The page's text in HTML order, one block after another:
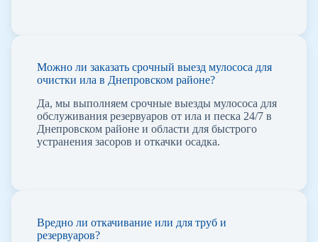
Можно ли заказать срочный выезд мулососа для
очистки ила в Днепровском районе?
Да, мы выполняем срочные выезды мулососа для
обслуживания резервуаров от ила и песка 24/7 в
Днепровском районе и области для быстрого
устранения засоров и откачки осадка.
Вредно ли откачивание или для труб и
резервуаров?